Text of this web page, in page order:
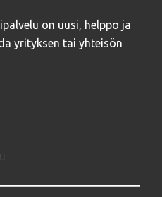
on uusi, helppo ja
yrityksen tai yhteisön